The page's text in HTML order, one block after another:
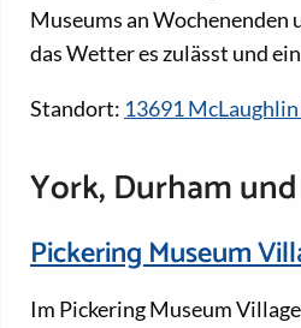
Museums an Wochenenden
das Wetter es zulässt und
Standort: 13691
York, Durham
Pickering Museum
Im Pickering Museum